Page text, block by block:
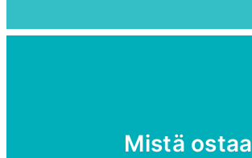
Mistä ostaa